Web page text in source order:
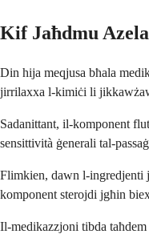
Kif Jaħdmu
Din hija meqjusa bħala
jirrilaxxa l-kimiċi li
Sadanittant, il-komponent
sensittività ġenerali tal-
Flimkien, dawn l-ingredjenti
komponent sterojdi jgħin
Il-medikazzjoni tibda